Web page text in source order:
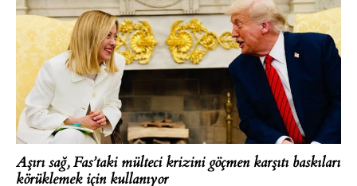
Aşırı sağ, Fas’taki mülteci krizini göçmen karşıtı baskıları
körüklemek için kullanıyor